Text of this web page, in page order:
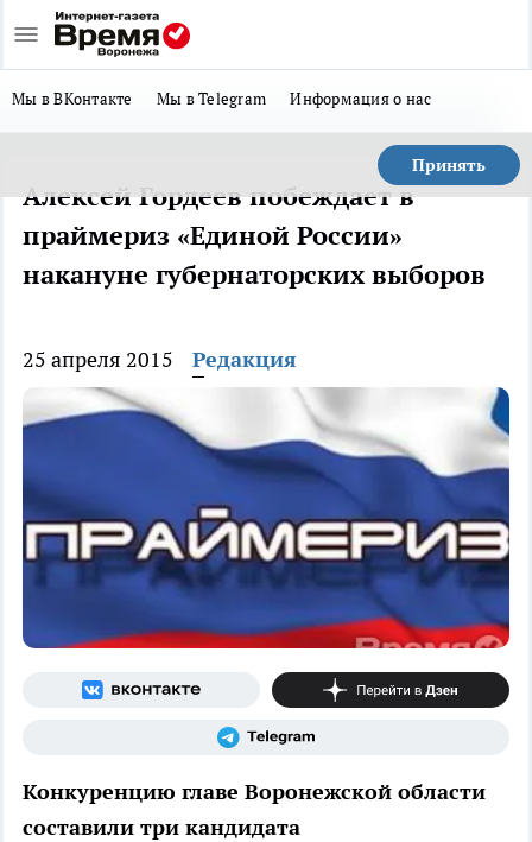
Мы в ВКонтакте Мы в Telegram Информация о нас
Принять
Алексей Гордеев побеждает в
праймериз «Единой России»
накануне губернаторских выборов
25 апреля 2015 Редакция
Конкуренцию главе Воронежской области
составили три кандидата